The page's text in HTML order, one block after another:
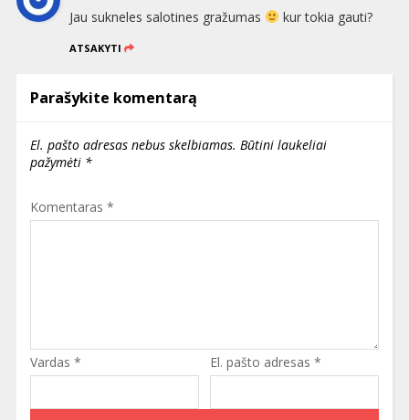
Jau sukneles salotines gražumas kur tokia gauti?
ATSAKYTI
Parašykite komentarą
El. pašto adresas nebus skelbiamas. Būtini laukeliai
pažymėti *
Komentaras *
Vardas * El. pašto adresas *